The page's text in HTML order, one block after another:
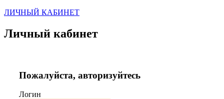
ЛИЧНЫЙ КАБИНЕТ
Личный кабинет
Пожалуйста, авторизуйтесь
Логин